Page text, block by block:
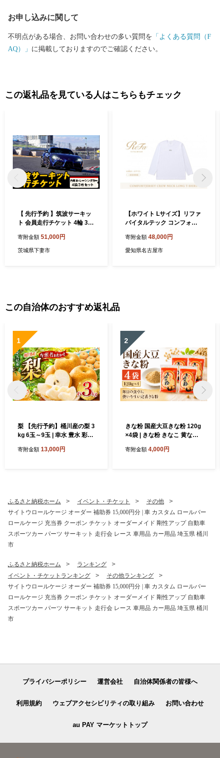
お申し込みに関して
不明点がある場合、お問い合わせの多い質問を 「よくある質問（F
AQ）」 に掲載しておりますのでご確認ください。
この返礼品を見ている人はこちらもチェック
【 先行予約 】筑波サーキッ
ト 会員走行チケット 4輪 3枚
年3月末まで使用可能 】【 レ
ース コース ドライバー 運転
寄附金額 51,000円
茨城県下妻市
【ホワイト Lサイズ】リファ
バイタルテック コンフォー
ロングTシャツ
寄附金額 48,000円
愛知県名古屋市
この自治体のおすすめ返礼品
1
梨 【先行予約】桶川産の梨 3
kg 6玉～9玉 | 幸水 豊水 彩玉
ルーツ 果物 旬の果物 先行予
温便 人気 産地直送 農家直送
2026年発送 桶川市梨出荷組
合 埼玉県 桶川市
寄附金額 13,000円
2
きな粉 国産大豆きな粉 120g
×4袋 | きな粉 きなこ 黄な粉
んぱく質 タンパク質 食物繊
づくり 国産 大豆製品 和食 朝
食 おやつ 餅 ヨーグルト モチ
牛乳 トースト 保存 おすすめ
オススメ 人気 富士食糧 埼玉
県 桶川市
寄附金額 4,000円
ふるさと納税ホーム イベント・チケット
その他
サイトウロールケージ オーダー 補助券 15,000円分 | 車 カスタム ロールバー
ロールケージ 充当券 クーポン チケット オーダーメイド 剛性アップ 自動車
スポーツカー パーツ サーキット 走行会 レース 車用品 カー用品 埼玉県 桶川
市
ふるさと納税ホーム
ランキング
イベント・チケットランキング
その他ランキング
サイトウロールケージ オーダー 補助券 15,000円分 | 車 カスタム ロールバー
ロールケージ 充当券 クーポン チケット オーダーメイド 剛性アップ 自動車
スポーツカー パーツ サーキット 走行会 レース 車用品 カー用品 埼玉県 桶川
市
プライバシーポリシー 運営会社 自治体関係者の皆様へ
利用規約 ウェブアクセシビリティの取り組み お問い合わせ
au PAY マーケットトップ